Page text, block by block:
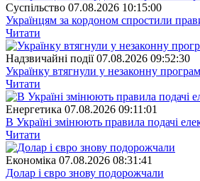
Суспiльство 07.08.2026 10:15:00
Українцям за кордоном спростили
Читати
Надзвичайні події 07.08.2026 09:52:30
Українку втягнули у незаконну
Читати
Енергетика 07.08.2026 09:11:01
В Україні змінюють правила подачі
Читати
Економіка 07.08.2026 08:31:41
Долар і євро знову подорожчали